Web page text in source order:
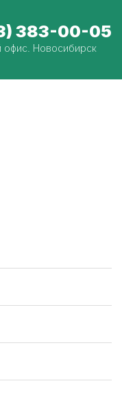
383-00-05
офис. Новосибирск